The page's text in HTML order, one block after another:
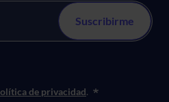
de privacidad. *